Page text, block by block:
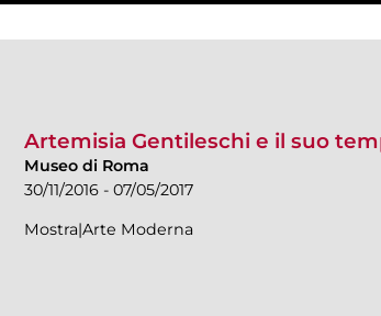
Artemisia Gentileschi e il suo
Museo di Roma
30/11/2016 - 07/05/2017
Mostra|Arte Moderna